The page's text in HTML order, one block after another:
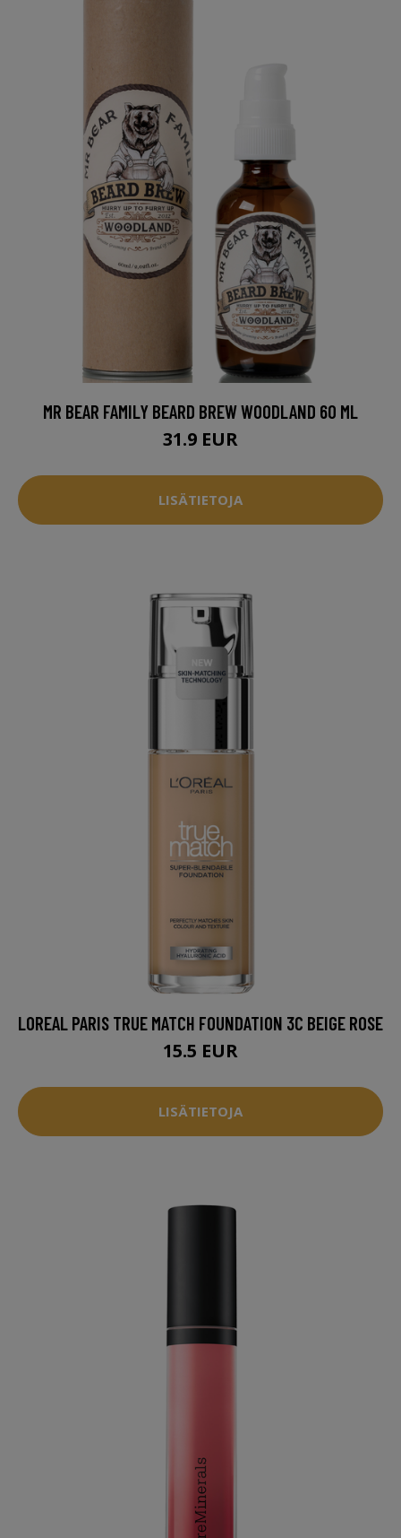
MR BEAR FAMILY BEARD BREW WOODLAND 60 ML
31.9 EUR
LISÄTIETOJA
LOREAL PARIS TRUE MATCH FOUNDATION 3C BEIGE ROSE
15.5 EUR
LISÄTIETOJA